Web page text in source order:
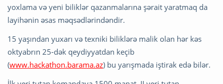
yoxlama və yeni biliklər qazanmalarına şərait yaratmaq da
layihənin əsas məqsədlərindəndir.
15 yaşından yuxarı və texniki biliklərə malik olan hər kəs
oktyabrın 25-dək qeydiyyatdan keçib
(www.hackathon.barama.az) bu yarışmada iştirak edə bilər.